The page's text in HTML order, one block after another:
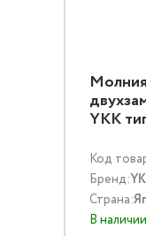
YKK
Код
Бренд:
Страна:
В наличии